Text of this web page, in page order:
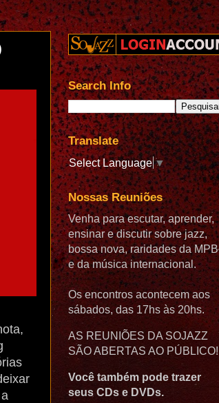
Search Info
Translate
Select Language▼
Nossas Reuniões
Venha para escutar, aprender,
ensinar e discutir sobre jazz,
bossa nova, raridades da MPB
e da música internacional.
Os encontros acontecem aos
sábados, das 17hs às 20hs.
AS REUNIÕES DA SOJAZZ
SÃO ABERTAS AO PÚBLICO!
Você também pode trazer
seus CDs e DVDs.